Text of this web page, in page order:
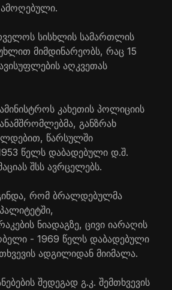
ამოღებული.
სისხლის სამართლის
მიმდინარეობს, რაც 15
აღკვეთას
კახეთის პოლიციის
განზრახ
წარსულში
წელს დაბადებული დ.შ.
შსს ავრცელებს.
რომ ბრალდებულმა
ნიადაგზე, ცივი იარაღის
- 1969 წელს დაბადებული
ადგილიდან მიიმალა.
შედეგად გ.კ. შემთხვევის